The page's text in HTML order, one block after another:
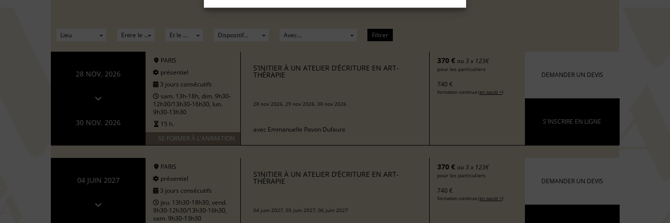
Filtrer
28 NOV. 2026
30 NOV. 2026
PARIS
présentiel
3 jours consécutifs
sam. 13h-18h, dim. 9h30-
12h30/13h30-16h30, lun.
9h30-13h30
15 h.
SE FORMER À L'ANIMATION
S’INITIER À UN ATELIER D’ÉCRITURE EN ART-
THÉRAPIE
28 nov 2026, 29 nov 2026, 30 nov 2026
avec Emmanuelle Pavon Dufaure
370 € ou 3 x 123€
pour les particuliers
740 €
formation continue (en savoir +)
DEMANDER UN DEVIS
S'INSCRIRE EN LIGNE
04 JUIN 2027
PARIS
présentiel
3 jours consécutifs
jeu. 13h30-18h30, vend.
9h30-12h30/13h30-16h30,
sam. 9h30-13h30
S’INITIER À UN ATELIER D’ÉCRITURE EN ART-
THÉRAPIE
04 juin 2027, 05 juin 2027, 06 juin 2027
370 € ou 3 x 123€
pour les particuliers
740 €
formation continue (en savoir +)
DEMANDER UN DEVIS